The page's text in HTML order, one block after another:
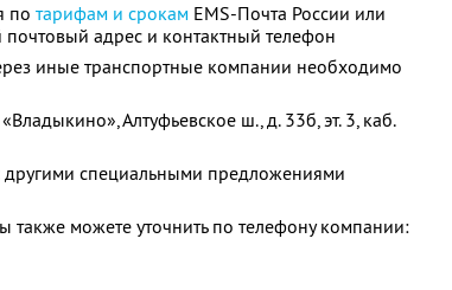
по тарифам и срокам ЕМS-Почта России или
адрес и контактный телефон
иные транспортные компании необходимо
Алтуфьевское ш., д. 33б, эт. 3, каб.
другими специальными предложениями
можете уточнить по телефону компании: